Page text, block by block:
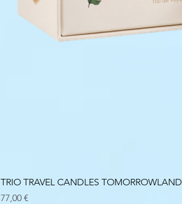
TRIO TRAVEL CANDLES TOMORROWLAND
Prix
77,00 €